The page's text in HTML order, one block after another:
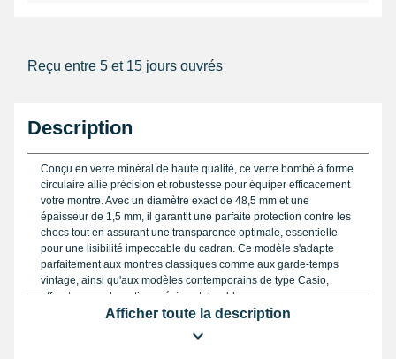
Reçu entre 5 et 15 jours ouvrés
Description
Conçu en verre minéral de haute qualité, ce verre bombé à forme
circulaire allie précision et robustesse pour équiper efficacement
votre montre. Avec un diamètre exact de 48,5 mm et une
épaisseur de 1,5 mm, il garantit une parfaite protection contre les
chocs tout en assurant une transparence optimale, essentielle
pour une lisibilité impeccable du cadran. Ce modèle s'adapte
parfaitement aux montres classiques comme aux garde-temps
vintage, ainsi qu'aux modèles contemporains de type Casio,
offrant une restauration précise et durable.
lot de 3 doigtiers de protection
Afficher toute la description